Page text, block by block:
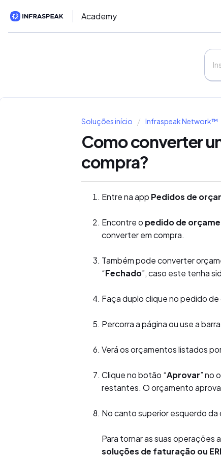
Academy
Soluções início Infraspeak Network™
Como converter
compra?
Entre na app Pedidos de
Encontre o pedido de
converter em compra.
Também pode converter
“Fechado”, caso este tenha
Faça duplo clique no pedido
Percorra a página ou use a
Verá os orçamentos listados
Clique no botão “Aprovar” no
restantes. O orçamento
No canto superior esquerdo da
Para tornar as suas operações
soluções de faturação ou